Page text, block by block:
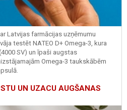
Latvijas farmācijas uzņēmumu
testēt NATEO D+ Omega-3, kura
SV) un īpaši augstas
Omega-3 taukskābēm
UN UZACU AUGŠANAS